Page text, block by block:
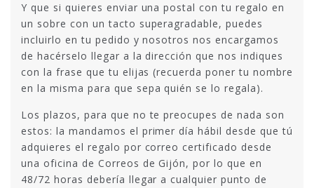
Y que si quieres enviar una postal con tu regalo en
un sobre con un tacto superagradable, puedes
incluirlo en tu pedido y nosotros nos encargamos
de hacérselo llegar a la dirección que nos indiques
con la frase que tu elijas (recuerda poner tu nombre
en la misma para que sepa quién se lo regala).
Los plazos, para que no te preocupes de nada son
estos: la mandamos el primer día hábil desde que tú
adquieres el regalo por correo certificado desde
una oficina de Correos de Gijón, por lo que en
48/72 horas debería llegar a cualquier punto de